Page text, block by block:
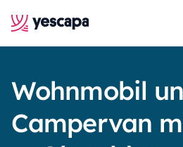
Wohnmobil
Campervan